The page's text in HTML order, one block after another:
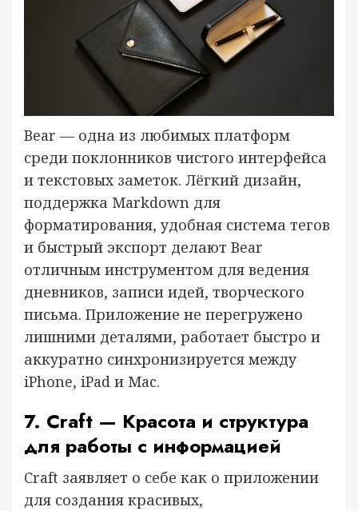
Bear — одна из любимых платформ
среди поклонников чистого интерфейса
и текстовых заметок. Лёгкий дизайн,
поддержка Markdown для
форматирования, удобная система тегов
и быстрый экспорт делают Bear
отличным инструментом для ведения
дневников, записи идей, творческого
письма. Приложение не перегружено
лишними деталями, работает быстро и
аккуратно синхронизируется между
iPhone, iPad и Mac.
7. Craft — Красота и структура
для работы с информацией
Craft заявляет о себе как о приложении
для создания красивых,